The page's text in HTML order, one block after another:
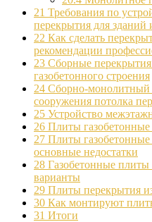
21 Требования по
перекрытия для зданий
22 Как сделать
рекомендации
23 Сборные
газобетонного строения
24 Сборно-монолитный
сооружения потолка
25 Устройство
26 Плиты газобетонные
27 Плиты газобетонные
основные недостатки
28 Газобетонные
варианты
29 Плиты перекрытия
30 Как монтируют
31 Итоги